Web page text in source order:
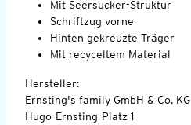
Mit Seersucker-Struktur
Schriftzug vorne
Hinten gekreuzte Träger
Mit recyceltem Material
Hersteller:
Ernsting's family GmbH & Co. KG
Hugo-Ernsting-Platz 1